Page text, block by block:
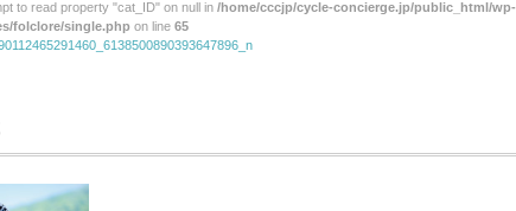
to read property "cat_ID" on null in /home/cccjp/cycle-concierge.jp/public_html/wp-
folclore/single.php on line 65